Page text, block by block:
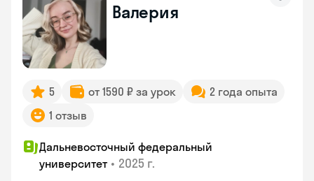
Валерия
5 от 1590 ₽ за урок
2 года опыта
1 отзыв
Дальневосточный федеральный
университет • 2025 г.